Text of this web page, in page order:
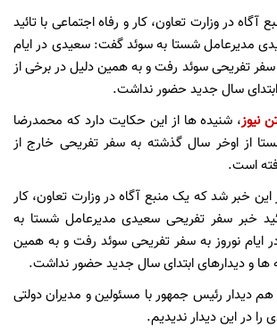
در وزارت تعاون، کار و رفاه اجتماعی با تائید
مدیرعامل شستا به سوئد گفت: سعیدی در ایام
سفر تفریحی سوئد رفت و به همین دلیل در برخی از
ابتدای سال جدید حضور نداشت.
نیوز، شنیده ها از این حکایت دارد که محمدرضا
از اوخر سال گذشته به سفر تفریحی خارج از
است.
این خبر شد که یک منبع آگاه در وزارت تعاون، کار
خبر سفر تفریحی سعیدی مدیرعامل شستا به
نوروز به سفر تفریحی سوئد رفت و به همین
ها و دیدارهای ابتدای سال جدید حضور نداشت.
هم دیدار رئیس جمهور با مسئولین و مدیران دولتی
را در این دیدار ندیدیم.